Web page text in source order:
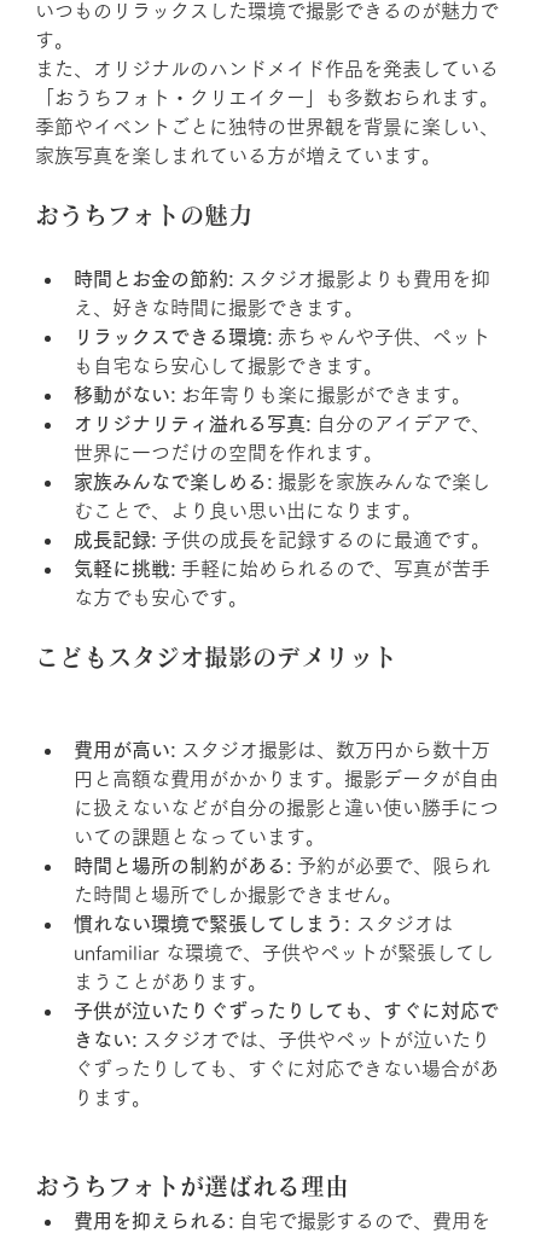
いつものリラックスした環境で撮影できるのが魅力で
す。
また、オリジナルのハンドメイド作品を発表している
「おうちフォト・クリエイター」も多数おられます。
季節やイベントごとに独特の世界観を背景に楽しい、
家族写真を楽しまれている方が増えています。
おうちフォトの魅力
時間とお金の節約: スタジオ撮影よりも費用を抑
え、好きな時間に撮影できます。
リラックスできる環境: 赤ちゃんや子供、ペット
も自宅なら安心して撮影できます。
移動がない: お年寄りも楽に撮影ができます。
オリジナリティ溢れる写真: 自分のアイデアで、
世界に一つだけの空間を作れます。
家族みんなで楽しめる: 撮影を家族みんなで楽し
むことで、より良い思い出になります。
成長記録: 子供の成長を記録するのに最適です。
気軽に挑戦: 手軽に始められるので、写真が苦手
な方でも安心です。
こどもスタジオ撮影のデメリット
費用が高い: スタジオ撮影は、数万円から数十万
円と高額な費用がかかります。撮影データが自由
に扱えないなどが自分の撮影と違い使い勝手につ
いての課題となっています。
時間と場所の制約がある: 予約が必要で、限られ
た時間と場所でしか撮影できません。
慣れない環境で緊張してしまう: スタジオは
unfamiliar な環境で、子供やペットが緊張してし
まうことがあります。
子供が泣いたりぐずったりしても、すぐに対応で
きない: スタジオでは、子供やペットが泣いたり
ぐずったりしても、すぐに対応できない場合があ
ります。
おうちフォトが選ばれる理由
費用を抑えられる: 自宅で撮影するので、費用を